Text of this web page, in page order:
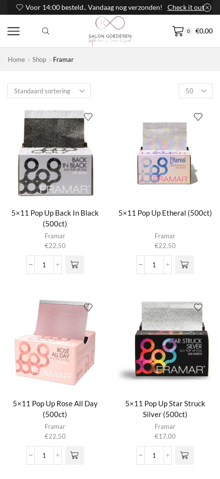
Voor 14:00 besteld.. Vandaag nog verzonden! Check it out
0 €0,00
Home Shop Framar
Products
per
5×11 Pop Up Back In Black
(500ct)
Framar
€22,50
5x11
In
5×11 Pop Up Etheral (500ct)
Framar
€22,50
5x11
(500ct)
aantal
5×11 Pop Up Rose All Day
(500ct)
Framar
€22,50
5x11
5×11 Pop Up Star Struck
Silver (500ct)
Framar
€17,00
5x11